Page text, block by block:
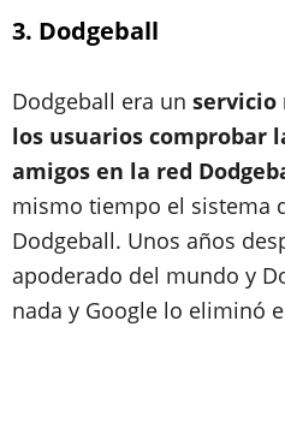
3. Dodgeball
Dodgeball era un servicio
los usuarios comprobar
amigos en la red
mismo tiempo el sistema
Dodgeball. Unos años
apoderado del mundo y
nada y Google lo eliminó